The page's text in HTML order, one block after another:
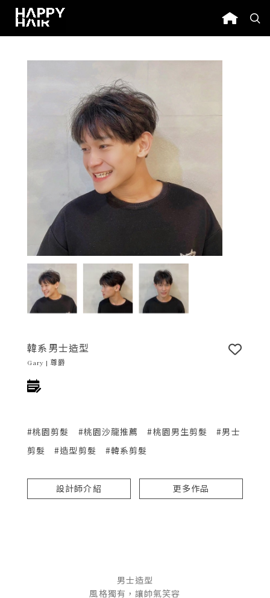
韓系男士造型
Gary | 尊爵
#桃園剪髮 #桃園沙龍推薦 #桃園男生剪髮
#男士
剪髮
#造型剪髮 #韓系剪髮
設計師介紹 更多作品
男士造型
風格獨有，讓帥氣笑容